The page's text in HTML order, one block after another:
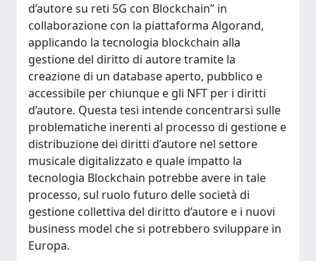
d’autore su reti 5G con Blockchain” in
collaborazione con la piattaforma Algorand,
applicando la tecnologia blockchain alla
gestione del diritto di autore tramite la
creazione di un database aperto, pubblico e
accessibile per chiunque e gli NFT per i diritti
d’autore. Questa tesi intende concentrarsi sulle
problematiche inerenti al processo di gestione e
distribuzione dei diritti d’autore nel settore
musicale digitalizzato e quale impatto la
tecnologia Blockchain potrebbe avere in tale
processo, sul ruolo futuro delle società di
gestione collettiva del diritto d’autore e i nuovi
business model che si potrebbero sviluppare in
Europa.